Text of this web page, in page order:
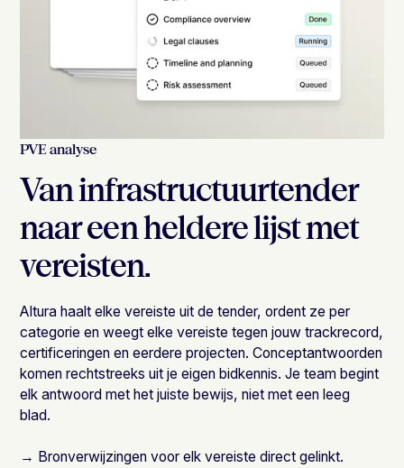
PVE analyse
Van infrastructuurtender
naar een heldere lijst met
vereisten.
Altura haalt elke vereiste uit de tender, ordent ze per
categorie en weegt elke vereiste tegen jouw trackrecord,
certificeringen en eerdere projecten. Conceptantwoorden
komen rechtstreeks uit je eigen bidkennis. Je team begint
elk antwoord met het juiste bewijs, niet met een leeg
blad.
→ Bronverwijzingen voor elk vereiste direct gelinkt.